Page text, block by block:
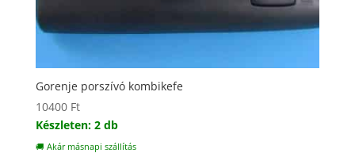
Gorenje porszívó kombikefe
10400 Ft
Készleten: 2 db
🚚 Akár másnapi szállítás